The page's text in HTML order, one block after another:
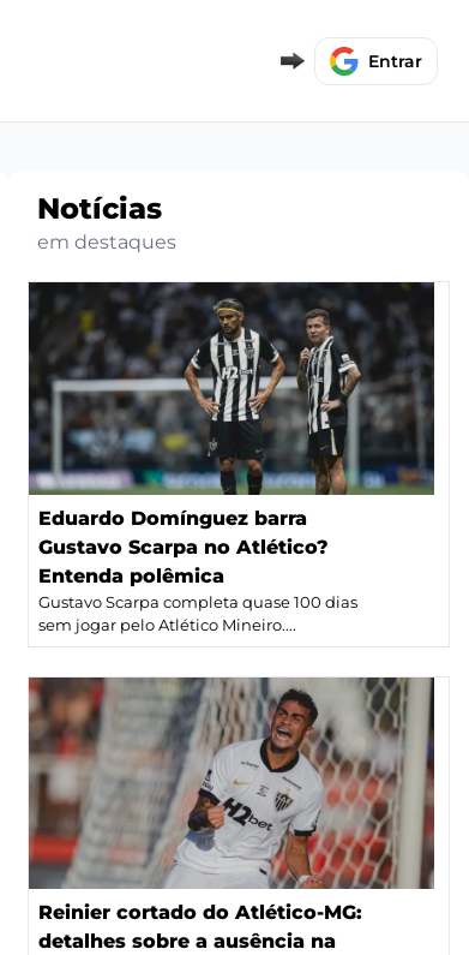
Entrar
Notícias
em destaques
Eduardo Domínguez barra
Gustavo Scarpa no Atlético?
Entenda polêmica
Gustavo Scarpa completa quase 100 dias
sem jogar pelo Atlético Mineiro....
Reinier cortado do Atlético-MG:
detalhes sobre a ausência na